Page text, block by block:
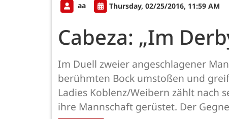
aa Thursday, 02/25/2016, 11:59 AM
Cabeza: „Im
Im Duell zweier angeschlagener
berühmten Bock umstoßen und
Ladies Koblenz/Weibern zählt nach
ihre Mannschaft gerüstet. Der